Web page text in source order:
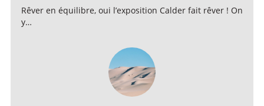
Rêver en équilibre, oui l’exposition Calder fait rêver ! On
y…